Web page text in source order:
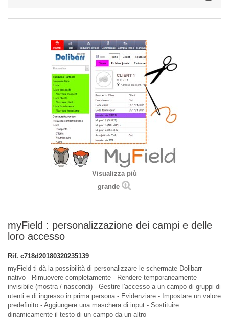
Visualizza più
grande
myField : personalizzazione dei campi e delle
loro accesso
Rif. c718d20180320235139
myField ti dà la possibilità di personalizzare le schermate Dolibarr
nativo - Rimuovere completamente - Rendere temporaneamente
invisibile (mostra / nascondi) - Gestire l'accesso a un campo di gruppi di
utenti e di ingresso in prima persona - Evidenziare - Impostare un valore
predefinito - Aggiungere una maschera di input - Sostituire
dinamicamente il testo di un campo da un altro